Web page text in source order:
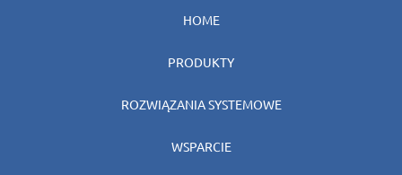
HOME
PRODUKTY
ROZWIĄZANIA SYSTEMOWE
WSPARCIE